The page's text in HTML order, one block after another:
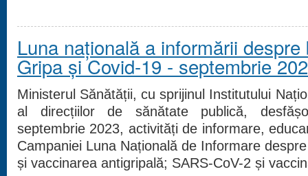
Luna națională a informării
Gripa și Covid-19 - septembrie
Ministerul Sănătății, cu sprijinul Institutului
al direcțiilor de sănătate publică,
septembrie 2023, activități de informare,
Campaniei Luna Națională de Informare
și vaccinarea antigripală; SARS-CoV-2 și